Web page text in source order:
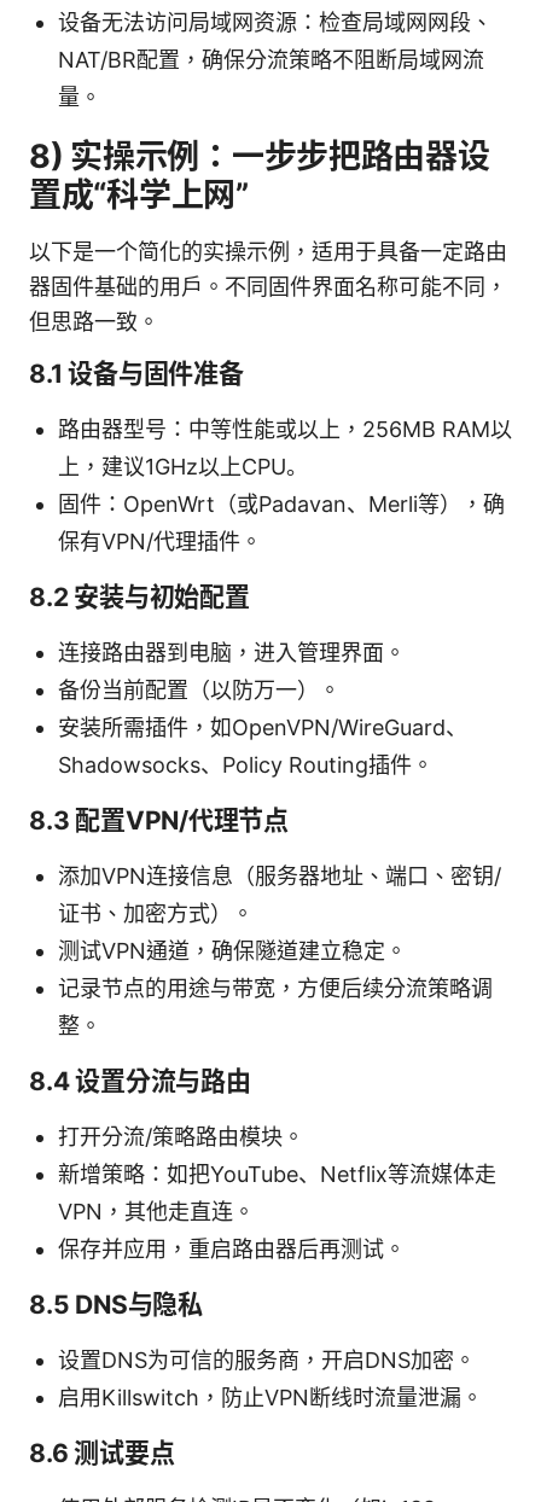
设备无法访问局域网资源：检查局域网网段、
NAT/BR配置，确保分流策略不阻断局域网流
量。
8) 实操示例：一步步把路由器设
置成“科学上网”
以下是一个简化的实操示例，适用于具备一定路由
器固件基础的用户。不同固件界面名称可能不同，
但思路一致。
8.1 设备与固件准备
路由器型号：中等性能或以上，256MB RAM以
上，建议1GHz以上CPU。
固件：OpenWrt（或Padavan、Merli等），确
保有VPN/代理插件。
8.2 安装与初始配置
连接路由器到电脑，进入管理界面。
备份当前配置（以防万一）。
安装所需插件，如OpenVPN/WireGuard、
Shadowsocks、Policy Routing插件。
8.3 配置VPN/代理节点
添加VPN连接信息（服务器地址、端口、密钥/
证书、加密方式）。
测试VPN通道，确保隧道建立稳定。
记录节点的用途与带宽，方便后续分流策略调
整。
8.4 设置分流与路由
打开分流/策略路由模块。
新增策略：如把YouTube、Netflix等流媒体走
VPN，其他走直连。
保存并应用，重启路由器后再测试。
8.5 DNS与隐私
设置DNS为可信的服务商，开启DNS加密。
启用Killswitch，防止VPN断线时流量泄漏。
8.6 测试要点